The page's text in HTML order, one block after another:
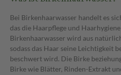
Bei Birkenhaarwasser handelt es
das die Haarpflege und
Birkenhaarwasser wird aus
sodass das Haar seine Leichtigkeit
beschwert wird. Die Birke
Birke wie Blätter, Rinden-Extrakt